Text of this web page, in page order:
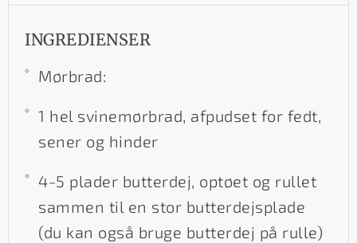
INGREDIENSER
Mørbrad:
1 hel svinemørbrad, afpudset for fedt,
sener og hinder
4-5 plader butterdej, optøet og rullet
sammen til en stor butterdejsplade
(du kan også bruge butterdej på rulle)